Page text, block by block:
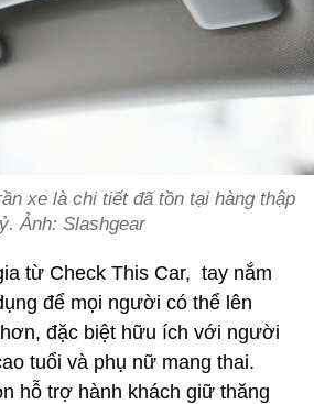
xe là chi tiết đã tồn tại hàng thập
Ảnh: Slashgear
từ Check This Car, tay nắm
để mọi người có thể lên
đặc biệt hữu ích với người
tuổi và phụ nữ mang thai.
hỗ trợ hành khách giữ thăng